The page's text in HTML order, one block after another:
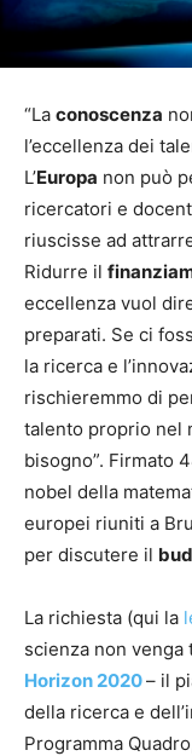
“La conoscenza
l’eccellenza dei
L’Europa non può
ricercatori e
riuscisse ad
Ridurre il
eccellenza vuol
preparati. Se ci
la ricerca e
rischieremmo di
talento proprio nel
bisogno”. Firmato
nobel della
europei riuniti a
per discutere il
La richiesta (qui la
scienza non venga
Horizon 2020– il
della ricerca e
Programma